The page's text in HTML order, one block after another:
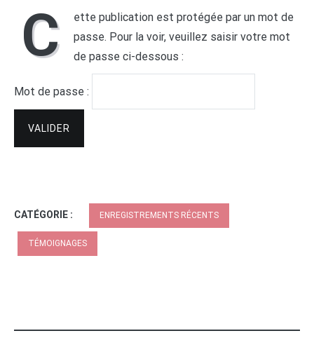
C
ette publication est protégée par un mot de
passe. Pour la voir, veuillez saisir votre mot
de passe ci-dessous :
Mot de passe :
CATÉGORIE : ENREGISTREMENTS RÉCENTS
TÉMOIGNAGES